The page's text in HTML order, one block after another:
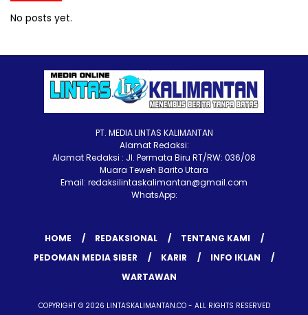
No posts yet.
PT. MEDIA LINTAS KALIMANTAN
Alamat Redaksi:
Alamat Redaksi : Jl. Permata Biru RT/RW: 036/08
Muara Teweh Barito Utara
Email: redaksilintaskalimantan@gmail.com
WhatsApp:
HOME REDAKSIONAL
TENTANG KAMI
PEDOMAN MEDIA SIBER
KARIR
INFO IKLAN
WARTAWAN
COPYRIGHT © 2026 LINTASKALIMANTAN.CO - ALL RIGHTS RESERVED